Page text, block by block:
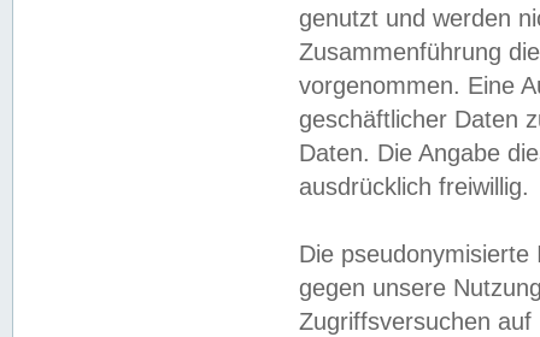
genutzt und werden
Zusammenführung
vorgenommen. Eine
geschäftlicher Daten
Daten. Die Angabe
ausdrücklich freiwillig.
Die
gegen unsere
Zugriffsversuchen